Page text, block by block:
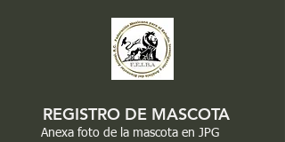
REGISTRO DE MASCOTA
Anexa foto de la mascota en JPG